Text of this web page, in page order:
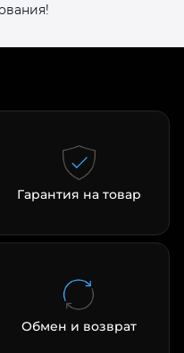
Гарантия на товар
Обмен и возврат